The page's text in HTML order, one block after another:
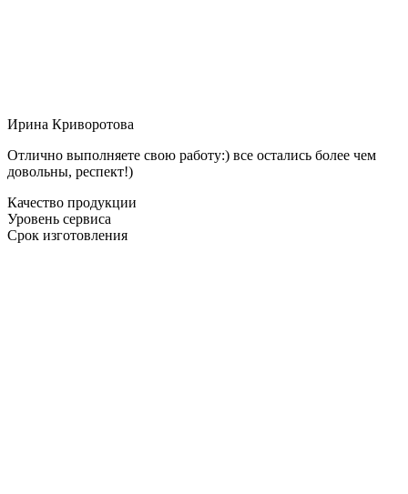
Ирина Криворотова
Отлично выполняете свою работу:) все остались более чем
довольны, респект!)
Качество продукции
Уровень сервиса
Срок изготовления